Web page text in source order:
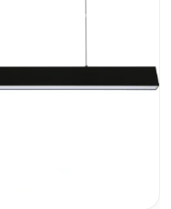
30
توفل